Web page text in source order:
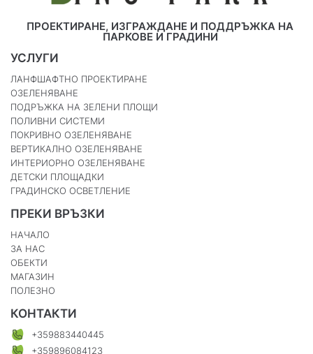
ПРОЕКТИРАНЕ, ИЗГРАЖДАНЕ И ПОДДРЪЖКА НА
ПАРКОВЕ И ГРАДИНИ
УСЛУГИ
ЛАНФШАФТНО ПРОЕКТИРАНЕ
ОЗЕЛЕНЯВАНЕ
ПОДРЪЖКА НА ЗЕЛЕНИ ПЛОЩИ
ПОЛИВНИ СИСТЕМИ
ПОКРИВНО ОЗЕЛЕНЯВАНЕ
ВЕРТИКАЛНО ОЗЕЛЕНЯВАНЕ
ИНТЕРИОРНО ОЗЕЛЕНЯВАНЕ
ДЕТСКИ ПЛОЩАДКИ
ГРАДИНСКО ОСВЕТЛЕНИЕ
ПРЕКИ ВРЪЗКИ
НАЧАЛО
ЗА НАС
ОБЕКТИ
МАГАЗИН
ПОЛЕЗНО
КОНТАКТИ
+359883440445
+359896084123